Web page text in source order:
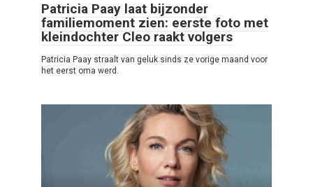
Patricia Paay laat bijzonder
familiemoment zien: eerste foto met
kleindochter Cleo raakt volgers
Patricia Paay straalt van geluk sinds ze vorige maand voor
het eerst oma werd.